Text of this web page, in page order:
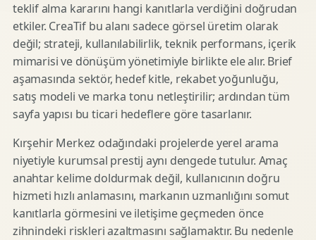
teklif alma kararını hangi kanıtlarla verdiğini doğrudan
etkiler. CreaTif bu alanı sadece görsel üretim olarak
değil; strateji, kullanılabilirlik, teknik performans, içerik
mimarisi ve dönüşüm yönetimiyle birlikte ele alır. Brief
aşamasında sektör, hedef kitle, rekabet yoğunluğu,
satış modeli ve marka tonu netleştirilir; ardından tüm
sayfa yapısı bu ticari hedeflere göre tasarlanır.
Kırşehir Merkez odağındaki projelerde yerel arama
niyetiyle kurumsal prestij aynı dengede tutulur. Amaç
anahtar kelime doldurmak değil, kullanıcının doğru
hizmeti hızlı anlamasını, markanın uzmanlığını somut
kanıtlarla görmesini ve iletişime geçmeden önce
zihnindeki riskleri azaltmasını sağlamaktır. Bu nedenle